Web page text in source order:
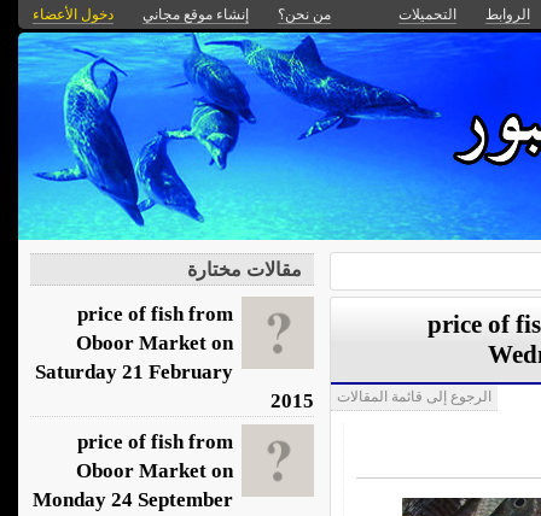
الروابط التحميلات من نحن؟ إنشاء موقع مجاني دخول الأعضاء
price of
الرجوع إلى قائمة المقالات
مقالات مختارة
price of fish from
Oboor Market on
Saturday 21 February
2015
price of fish from
Oboor Market on
Monday 24 September